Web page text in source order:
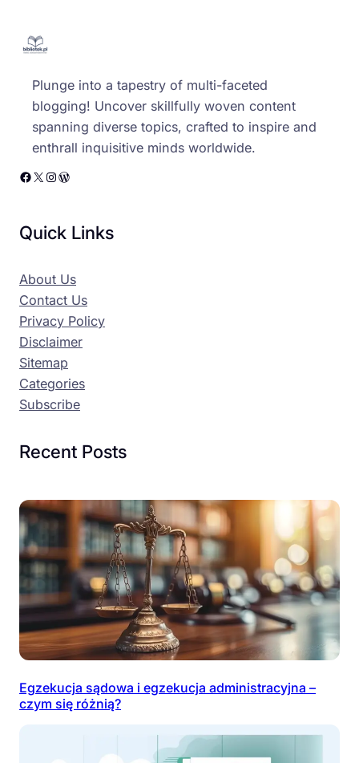
Plunge into a tapestry of multi-faceted
blogging! Uncover skillfully woven content
spanning diverse topics, crafted to inspire and
enthrall inquisitive minds worldwide.
Facebook X Instagram WordPress
Quick Links
About Us
Contact Us
Privacy Policy
Disclaimer
Sitemap
Categories
Subscribe
Recent Posts
Egzekucja sądowa i egzekucja administracyjna –
czym się różnią?